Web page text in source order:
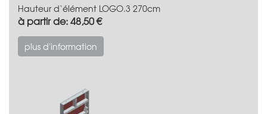
Hauteur d‘élément LOGO.3 270cm
à partir de: 48,50 €
plus d'information